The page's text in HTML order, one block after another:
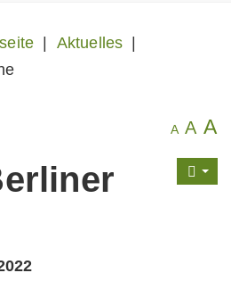
Aktuelles
A A A